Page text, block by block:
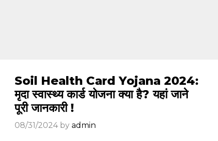
Soil Health Card Yojana 2024:
मृदा स्वास्थ्य कार्ड योजना क्या है? यहां जाने
पूरी जानकारी !
08/31/2024 by admin